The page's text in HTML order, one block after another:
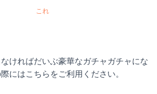
これ
ければだいぶ豪華なガチャガチャにな
にはこちらをご利用ください。